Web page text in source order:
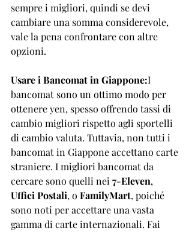
sempre i migliori, quindi se devi
cambiare una somma considerevole,
vale la pena confrontare con altre
opzioni.
Usare i Bancomat in Giappone:I
bancomat sono un ottimo modo per
ottenere yen, spesso offrendo tassi di
cambio migliori rispetto agli sportelli
di cambio valuta. Tuttavia, non tutti i
bancomat in Giappone accettano carte
straniere. I migliori bancomat da
cercare sono quelli nei 7-Eleven,
Uffici Postali, o FamilyMart, poiché
sono noti per accettare una vasta
gamma di carte internazionali. Fai